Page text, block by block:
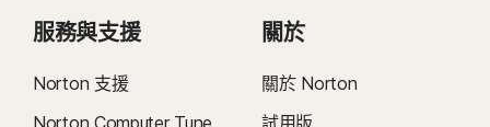
服務與支援
Norton 支援
Norton Computer Tune
關於
關於 Norton
試用版